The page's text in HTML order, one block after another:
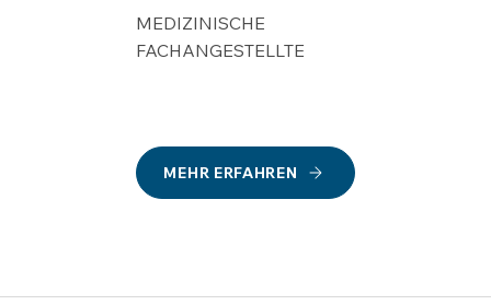
MEHR ERFAHREN
MEDIZINISCHE
FACHANGESTELLTE